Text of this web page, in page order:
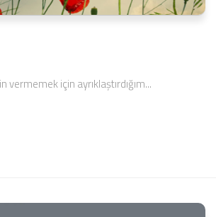
için ayrıklaştırdığım...